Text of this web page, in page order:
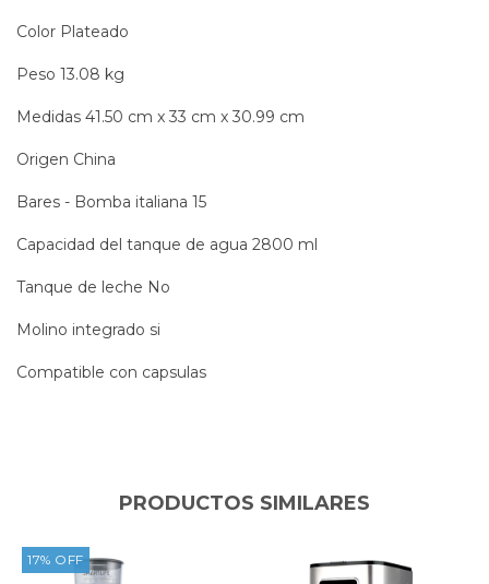
Color Plateado
Peso 13.08 kg
Medidas 41.50 cm x 33 cm x 30.99 cm
Origen China
Bares - Bomba italiana 15
Capacidad del tanque de agua 2800 ml
Tanque de leche No
Molino integrado si
Compatible con capsulas
PRODUCTOS SIMILARES
17% OFF